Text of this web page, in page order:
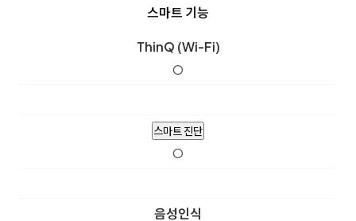
스마트 기능
ThinQ (Wi-Fi)
O
스마트 진단
O
음성인식